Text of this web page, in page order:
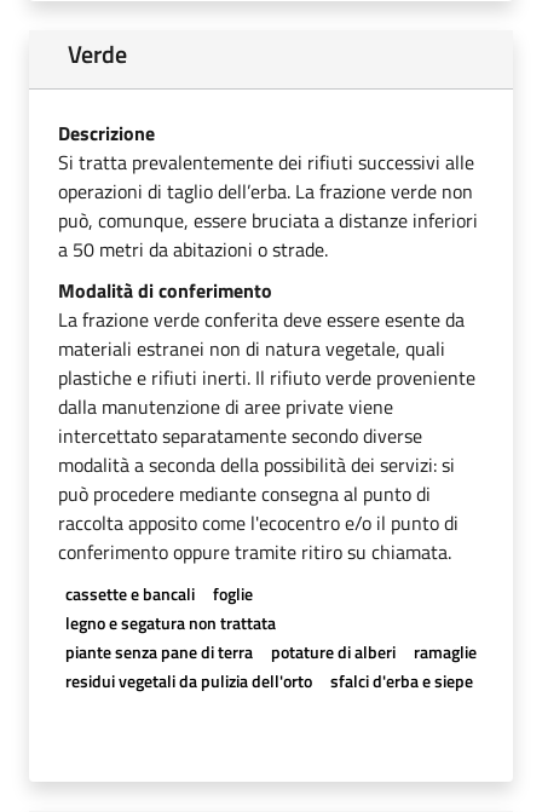
Verde
Descrizione
Si tratta prevalentemente dei rifiuti successivi alle
operazioni di taglio dell’erba. La frazione verde non
può, comunque, essere bruciata a distanze inferiori
a 50 metri da abitazioni o strade.
Modalità di conferimento
La frazione verde conferita deve essere esente da
materiali estranei non di natura vegetale, quali
plastiche e rifiuti inerti. Il rifiuto verde proveniente
dalla manutenzione di aree private viene
intercettato separatamente secondo diverse
modalità a seconda della possibilità dei servizi: si
può procedere mediante consegna al punto di
raccolta apposito come l'ecocentro e/o il punto di
conferimento oppure tramite ritiro su chiamata.
cassette e bancali
foglie
legno e segatura non trattata
piante senza pane di terra
potature di alberi
ramaglie
residui vegetali da pulizia dell'orto
sfalci d'erba e siepe